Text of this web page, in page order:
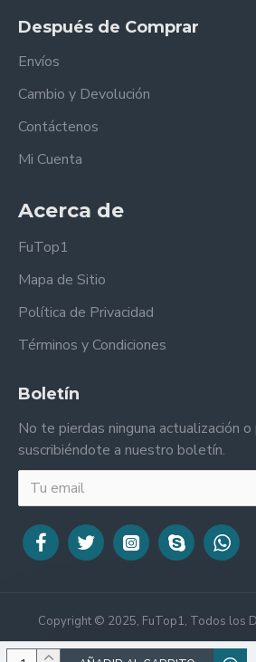
Después de Comprar
Envíos
Cambio y Devolución
Contáctenos
Mi Cuenta
Acerca de
FuTop1
Mapa de Sitio
Política de Privacidad
Términos y Condiciones
Boletín
No te pierdas ninguna actualización o
suscribiéndote a nuestro boletín.
Copyright © 2025, FuTop1, Todos los